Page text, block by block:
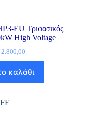
EU Τριφασικός
High Voltage
2.800,00
καλάθι